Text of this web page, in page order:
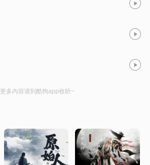
更多内容请到酷狗app收听~